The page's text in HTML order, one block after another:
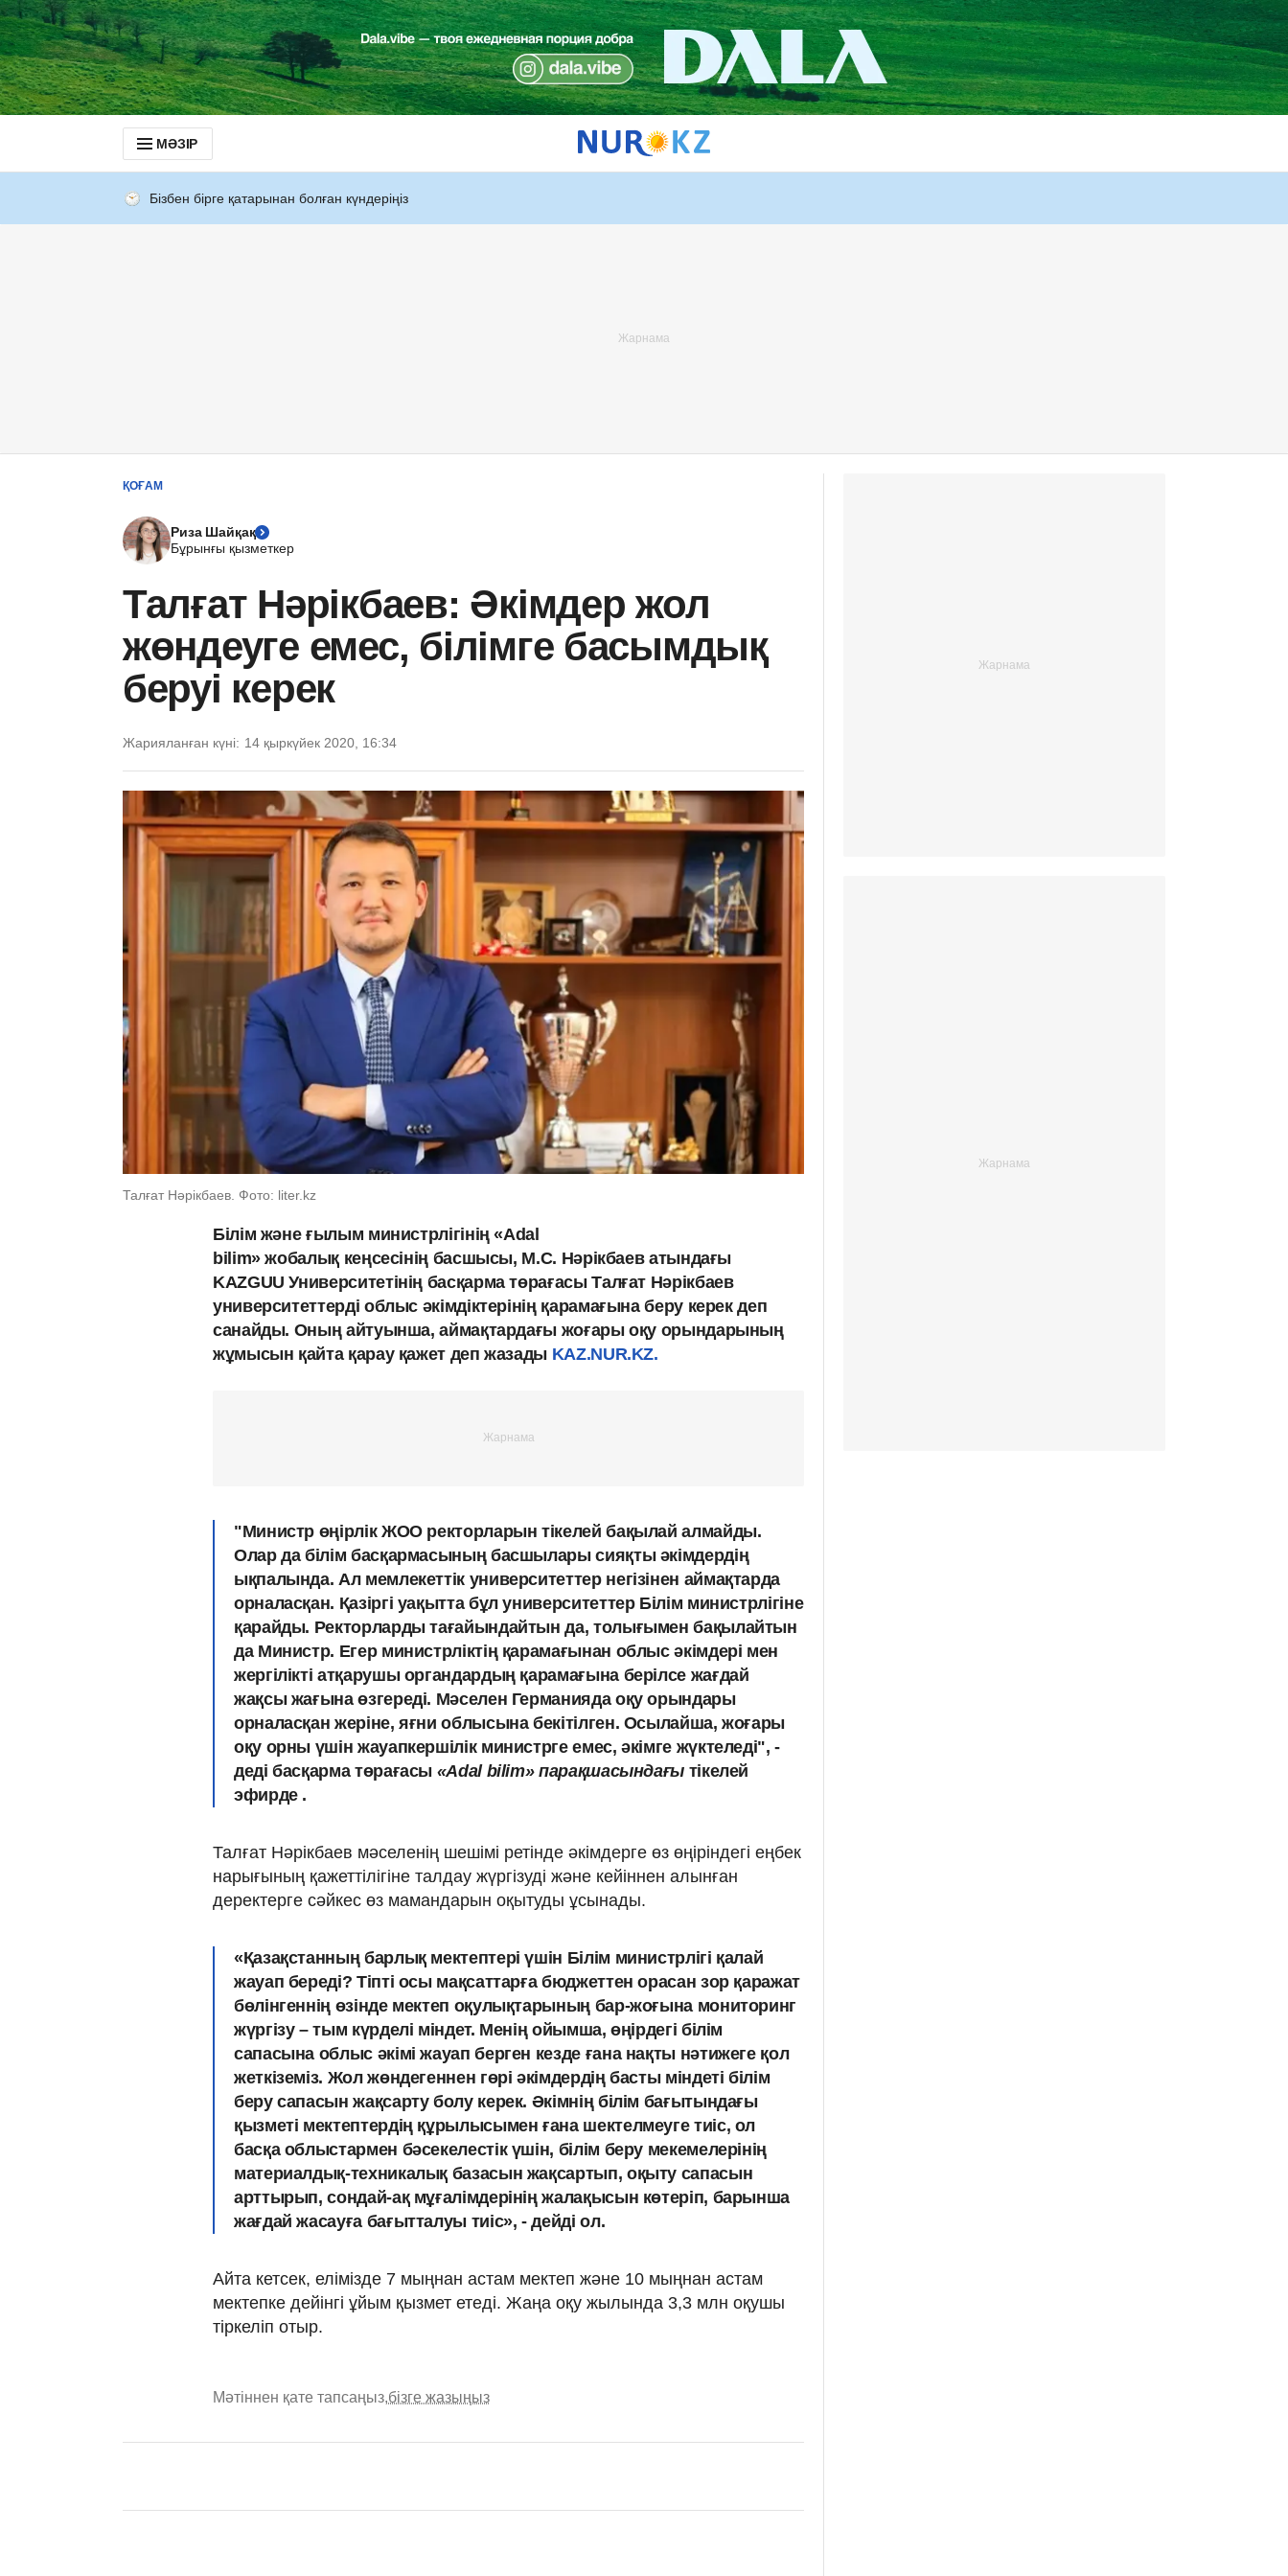
МӘЗІР
Бізбен бірге қатарынан болған күндеріңіз
ҚОҒАМ
Риза Шайқақ
Бұрынғы қызметкер
Талғат Нәрікбаев: Әкімдер жол
жөндеуге емес, білімге басымдық
беруі керек
Жарияланған күні: 14 қыркүйек 2020, 16:34
Талғат Нәрікбаев. Фото: liter.kz
Білім және ғылым министрлігінің «Adal
bilim» жобалық кеңсесінің басшысы, М.С. Нәрікбаев атындағы
KAZGUU Университетінің басқарма төрағасы Талғат Нәрікбаев
университеттерді облыс әкімдіктерінің қарамағына беру керек деп
санайды. Оның айтуынша, аймақтардағы жоғары оқу орындарының
жұмысын қайта қарау қажет деп жазады KAZ.NUR.KZ.
"Министр өңірлік ЖОО ректорларын тікелей бақылай алмайды.
Олар да білім басқармасының басшылары сияқты әкімдердің
ықпалында. Ал мемлекеттік университеттер негізінен аймақтарда
орналасқан. Қазіргі уақытта бұл университеттер Білім министрлігіне
қарайды. Ректорларды тағайындайтын да, толығымен бақылайтын
да Министр. Егер министрліктің қарамағынан облыс әкімдері мен
жергілікті атқарушы органдардың қарамағына берілсе жағдай
жақсы жағына өзгереді. Мәселен Германияда оқу орындары
орналасқан жеріне, яғни облысына бекітілген. Осылайша, жоғары
оқу орны үшін жауапкершілік министрге емес, әкімге жүктеледі", -
деді басқарма төрағасы «Adal bilim» парақшасындағы тікелей
эфирде .
Талғат Нәрікбаев мәселенің шешімі ретінде әкімдерге өз өңіріндегі еңбек
нарығының қажеттілігіне талдау жүргізуді және кейіннен алынған
деректерге сәйкес өз мамандарын оқытуды ұсынады.
«Қазақстанның барлық мектептері үшін Білім министрлігі қалай
жауап береді? Тіпті осы мақсаттарға бюджеттен орасан зор қаражат
бөлінгеннің өзінде мектеп оқулықтарының бар-жоғына мониторинг
жүргізу – тым күрделі міндет. Менің ойымша, өңірдегі білім
сапасына облыс әкімі жауап берген кезде ғана нақты нәтижеге қол
жеткіземіз. Жол жөндегеннен гөрі әкімдердің басты міндеті білім
беру сапасын жақсарту болу керек. Әкімнің білім бағытындағы
қызметі мектептердің құрылысымен ғана шектелмеуге тиіс, ол
басқа облыстармен бәсекелестік үшін, білім беру мекемелерінің
материалдық-техникалық базасын жақсартып, оқыту сапасын
арттырып, сондай-ақ мұғалімдерінің жалақысын көтеріп, барынша
жағдай жасауға бағытталуы тиіс», - дейді ол.
Айта кетсек, елімізде 7 мыңнан астам мектеп және 10 мыңнан астам
мектепке дейінгі ұйым қызмет етеді. Жаңа оқу жылында 3,3 млн оқушы
тіркеліп отыр.
Мәтіннен қате тапсаңыз,бізге жазыңыз